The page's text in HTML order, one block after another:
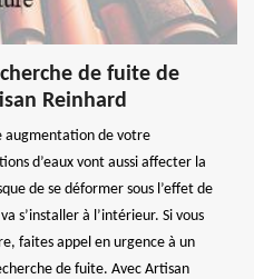
de fuite de
Reinhard
augmentation de votre
d’eaux vont aussi affecter la
de se déformer sous l’effet de
s’installer à l’intérieur. Si vous
faites appel en urgence à un
de fuite. Avec Artisan